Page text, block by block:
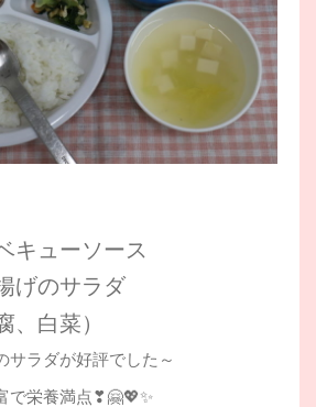
キューソース
げのサラダ
白菜）
ラダが好評でした～
で栄養満点❣🤗💖✨